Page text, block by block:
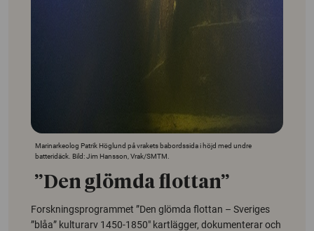
Marinarkeolog Patrik Höglund på vrakets babordssida i höjd med undre
batteridäck. Bild: Jim Hansson, Vrak/SMTM.
”Den glömda flottan”
Forskningsprogrammet ”Den glömda flottan – Sveriges
”blåa” kulturarv 1450-1850″ kartlägger, dokumenterar och